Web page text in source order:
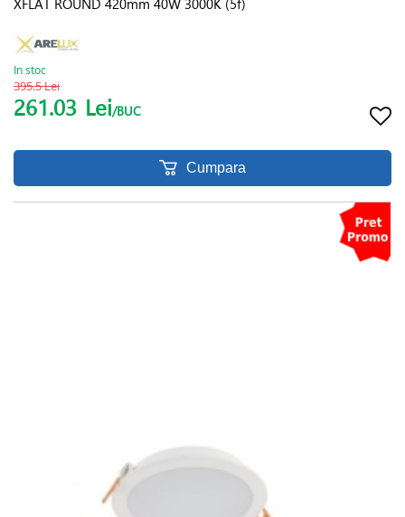
XFLAT ROUND 420mm 40W 3000K (5f)
In stoc
395.5 Lei
261.03 Lei/BUC
Cumpara